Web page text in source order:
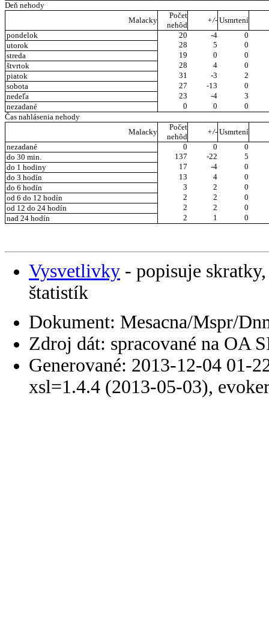
Deň nehody
Malacky
Počet
nehôd
+/- Usmrtení
pondelok
20 -4
0
utorok
28 5
0
streda
19 0
0
štvrtok
28 4
0
piatok
31 -3
2
sobota
27 -13
0
nedeľa
23 -4
3
nezadané
0 0
0
Čas nahlásenia nehody
Malacky
Počet
nehôd
+/- Usmrtení
nezadané
0 0
0
do 30 min.
137 -22
5
do 1 hodiny
17 -4
0
do 3 hodín
13 4
0
do 6 hodín
3 2
0
od 6 do 12 hodín
2 2
0
od 12 do 24 hodín
2 2
0
nad 24 hodín
2 1 0
Vysvetlivky - popisuje
štatistík
Dokument: Mesacna/Mspr/
Zdroj dát: spracované na OA
Generované: 2013-12-04 01-
xsl=1.4.4 (2013-05-03),